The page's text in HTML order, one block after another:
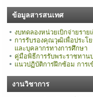
ข้อมูลสารสนเทศ
งบทดลองหน่วยเบิกจ่ายราย
การรับรองคุณวุฒิเพื่อประโ
และบุคลากรทางการศึกษา
คู่มือพิธีการรับพระราชทา
แนวปฏิบัติการฝึกซ้อม การ
งานวิชาการ